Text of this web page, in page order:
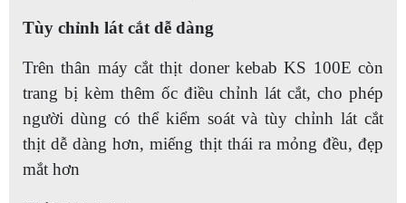
Tùy chỉnh lát cắt dễ dàng
Trên thân máy cắt thịt doner kebab KS 100E còn
trang bị kèm thêm ốc điều chỉnh lát cắt, cho phép
người dùng có thể kiểm soát và tùy chỉnh lát cắt
thịt dễ dàng hơn, miếng thịt thái ra mỏng đều, đẹp
mắt hơn